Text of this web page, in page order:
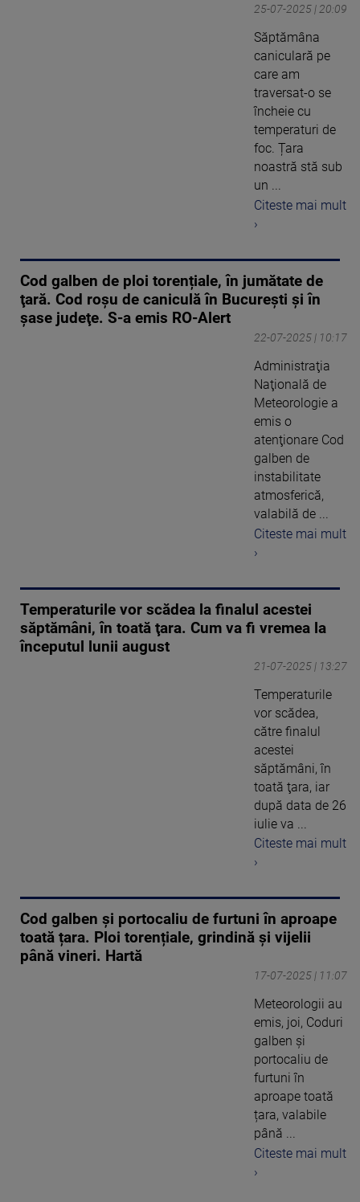
25-07-2025 | 20:09
Săptămâna
caniculară pe
care am
traversat-o se
încheie cu
temperaturi de
foc. Țara
noastră stă sub
un ...
Citeste mai mult
›
Cod galben de ploi torențiale, în jumătate de
ţară. Cod roşu de caniculă în Bucureşti şi în
șase judeţe. S-a emis RO-Alert
22-07-2025 | 10:17
Administraţia
Naţională de
Meteorologie a
emis o
atenţionare Cod
galben de
instabilitate
atmosferică,
valabilă de ...
Citeste mai mult
›
Temperaturile vor scădea la finalul acestei
săptămâni, în toată ţara. Cum va fi vremea la
începutul lunii august
21-07-2025 | 13:27
Temperaturile
vor scădea,
către finalul
acestei
săptămâni, în
toată ţara, iar
după data de 26
iulie va ...
Citeste mai mult
›
Cod galben și portocaliu de furtuni în aproape
toată țara. Ploi torențiale, grindină și vijelii
până vineri. Hartă
17-07-2025 | 11:07
Meteorologii au
emis, joi, Coduri
galben și
portocaliu de
furtuni în
aproape toată
țara, valabile
până ...
Citeste mai mult
›